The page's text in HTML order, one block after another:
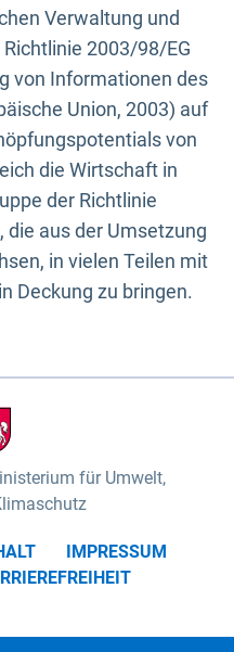
Verwaltung und
2003/98/EG
von Informationen des
Union, 2003) auf
von
die Wirtschaft in
der Richtlinie
aus der Umsetzung
in vielen Teilen mit
Deckung zu bringen.
für Umwelt,
IMPRESSUM